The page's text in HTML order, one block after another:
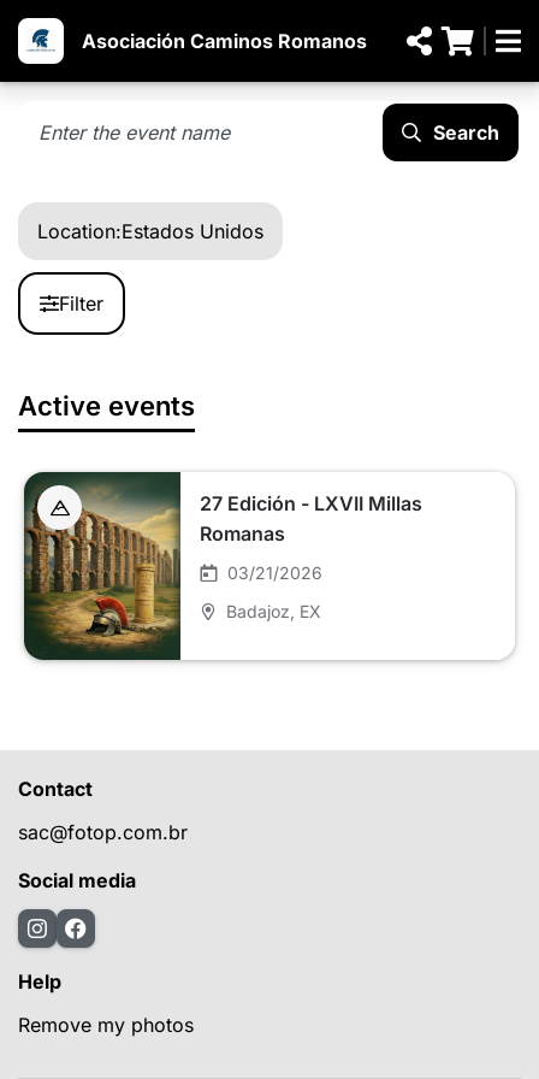
Asociación Caminos Romanos
Search
Location:Estados Unidos
Filter
Active events
27 Edición - LXVII Millas
Romanas
03/21/2026
Badajoz , EX
Contact
sac@fotop.com.br
Social media
Help
Remove my photos